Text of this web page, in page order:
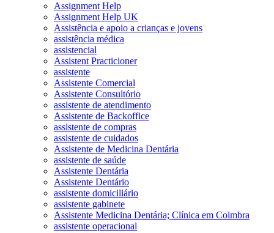
Assignment Help
Assignment Help UK
Assistência e apoio a crianças e jovens
assistência médica
assistencial
Assistent Practicioner
assistente
Assistente Comercial
Assistente Consultório
assistente de atendimento
Assistente de Backoffice
assistente de compras
assistente de cuidados
Assistente de Medicina Dentária
assistente de saúde
Assistente Dentária
Assistente Dentário
assistente domiciliário
assistente gabinete
Assistente Medicina Dentária; Clínica em Coimbra
assistente operacional